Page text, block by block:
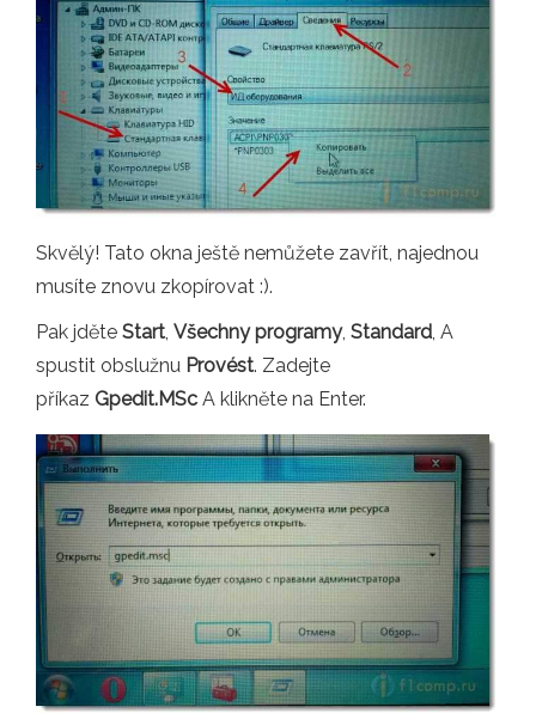
Skvělý! Tato okna ještě nemůžete zavřít, najednou
musíte znovu zkopírovat :).
Pak jděte Start, Všechny programy, Standard, A
spustit obslužnu Provést. Zadejte
příkaz Gpedit.MSc A klikněte na Enter.